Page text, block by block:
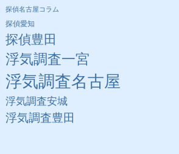
探偵名古屋コラム
探偵愛知
探偵豊田
浮気調査一宮
浮気調査名古屋
浮気調査安城
浮気調査豊田